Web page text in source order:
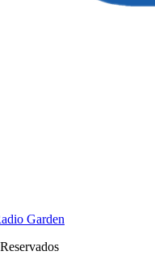
Garden